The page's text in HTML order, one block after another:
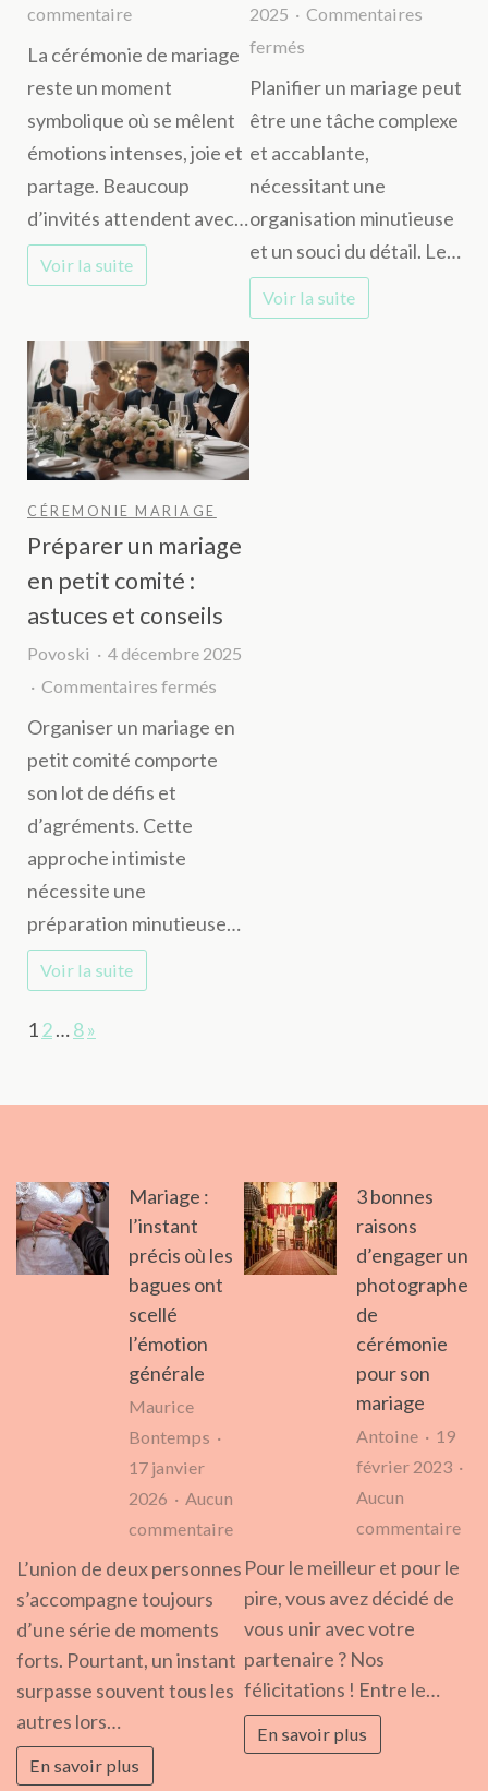
commentairesur
Cérémonie
mariage
phrases
qui
ont
fondre
toute
l’assemblée
La cérémonie de mariage
reste un moment
symbolique où se mêlent
émotions intenses, joie et
partage. Beaucoup
d’invités attendent avec…
Voir la suite
2025
Commentaires
fermés
Découvrez
site
wedding
planner
pour
organiser
votre
Planifier un mariage peut
être une tâche complexe
et accablante,
nécessitant une
organisation minutieuse
et un souci du détail. Le…
Voir la suite
CÉREMONIE MARIAGE
Préparer un mariage
en petit comité :
astuces et conseils
Povoski
4 décembre 2025
Commentaires fermés
Organiser un mariage en
petit comité comporte
son lot de défis et
d’agréments. Cette
approche intimiste
nécessite une
préparation minutieuse…
Voir la suite
Page:
1 2…8Next
»
Mariage :
l’instant
précis où les
bagues ont
scellé
l’émotion
générale
Maurice
Bontemps
17 janvier
2026
Aucun
commentairesur
Mariage
précis
où
les
bagues
L’union de deux personnes
s’accompagne toujours
d’une série de moments
forts. Pourtant, un instant
surpasse souvent tous les
autres lors…
En savoir plus
3 bonnes
raisons
d’engager un
photographe
de
cérémonie
pour son
mariage
Antoine
19
février 2023
Aucun
commentairesur
Pour le meilleur et pour le
pire, vous avez décidé de
vous unir avec votre
partenaire ? Nos
félicitations ! Entre le…
En savoir plus